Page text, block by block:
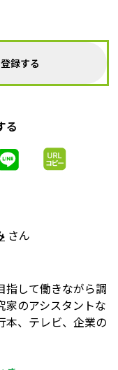
録する
る
さん
指して働きながら調
家のアシスタントな
本、テレビ、企業の